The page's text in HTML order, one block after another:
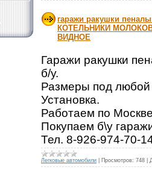
гаражи ракушки
КОТЕЛЬНИКИ
ВИДНОЕ
Гаражи ракушки
б/у.
Размеры под любой
Установка.
Работаем по
Покупаем б\у
Тел. 8-926-974-70-
Легковые автомобили Просмотров: 748